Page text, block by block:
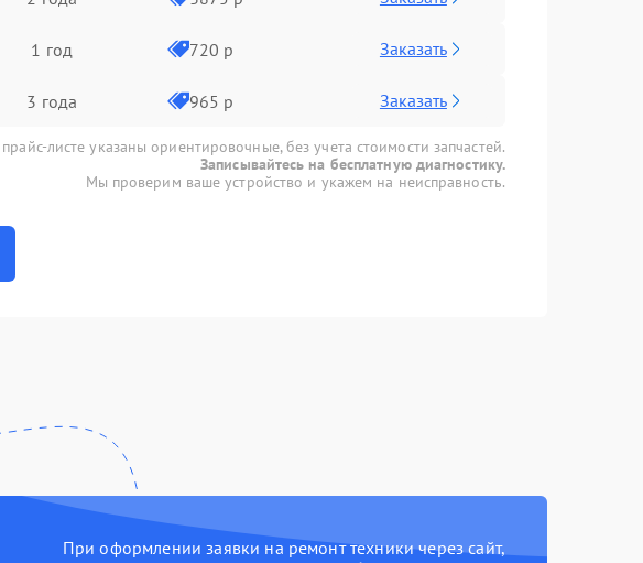
1 год 720 р Заказать
3 года 965 р Заказать
листе указаны ориентировочные, без учета стоимости запчастей.
Записывайтесь на бесплатную диагностику.
Мы проверим ваше устройство и укажем на неисправность.
При оформлении заявки на ремонт техники через сайт,